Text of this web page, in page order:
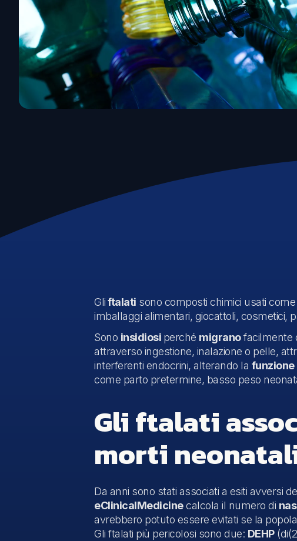
Emissioni e impatto
Life Cycle Assessment (LCA)
Misurazione Carbon Footprint
Valutazione Rischi Climatici (TCFD)
Gliftalati sono composti chimici usati come
imballaggi alimentari, giocattoli, cosmetici,
Sono insidiosi perché migranofacilmente
attraverso ingestione, inalazione o pelle,
interferenti endocrini, alterando la funzione
come parto pretermine, basso peso
Gli ftalati
morti
Da anni sono stati associati a esiti avversi
eClinicalMedicinecalcola il numero di
avrebbero potuto essere evitati se la
Gli ftalati più pericolosi sono due: DEHP